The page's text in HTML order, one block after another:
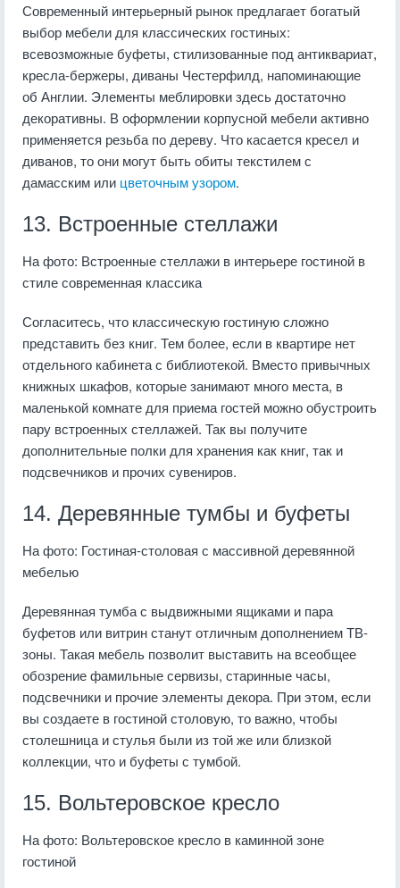
Современный интерьерный рынок предлагает богатый
выбор мебели для классических гостиных:
всевозможные буфеты, стилизованные под антиквариат,
кресла-бержеры, диваны Честерфилд, напоминающие
об Англии. Элементы меблировки здесь достаточно
декоративны. В оформлении корпусной мебели активно
применяется резьба по дереву. Что касается кресел и
диванов, то они могут быть обиты текстилем с
дамасским или цветочным узором.
13. Встроенные стеллажи
На фото: Встроенные стеллажи в интерьере гостиной в
стиле современная классика
Согласитесь, что классическую гостиную сложно
представить без книг. Тем более, если в квартире нет
отдельного кабинета с библиотекой. Вместо привычных
книжных шкафов, которые занимают много места, в
маленькой комнате для приема гостей можно обустроить
пару встроенных стеллажей. Так вы получите
дополнительные полки для хранения как книг, так и
подсвечников и прочих сувениров.
14. Деревянные тумбы и буфеты
На фото: Гостиная-столовая с массивной деревянной
мебелью
Деревянная тумба с выдвижными ящиками и пара
буфетов или витрин станут отличным дополнением ТВ-
зоны. Такая мебель позволит выставить на всеобщее
обозрение фамильные сервизы, старинные часы,
подсвечники и прочие элементы декора. При этом, если
вы создаете в гостиной столовую, то важно, чтобы
столешница и стулья были из той же или близкой
коллекции, что и буфеты с тумбой.
15. Вольтеровское кресло
На фото: Вольтеровское кресло в каминной зоне
гостиной